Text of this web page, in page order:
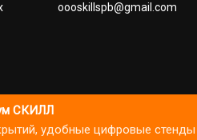
oooskillspb@gmail.com
Все права защищены.
Продолжая
СКИЛЛ
удобные цифровые